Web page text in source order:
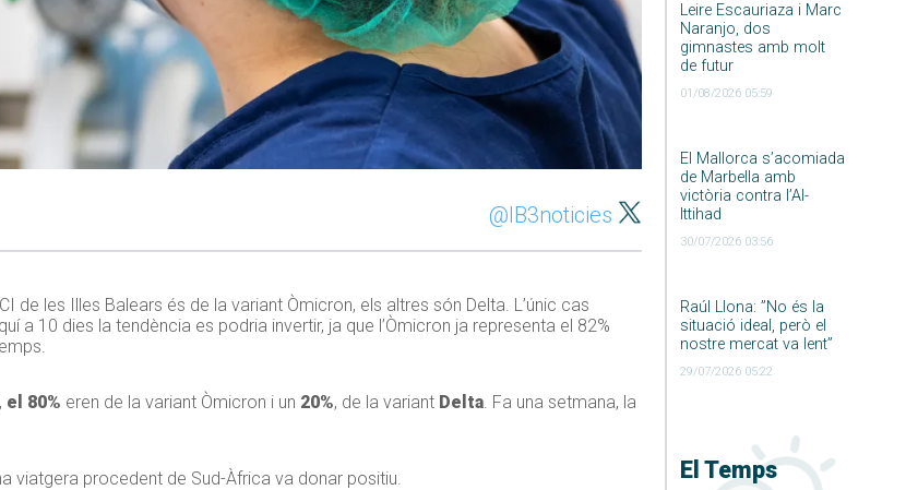
Leire Escauriaza i Marc
Naranjo, dos
gimnastes amb molt
de futur
01/08/2026 05:59
El Mallorca s’acomiada
de Marbella amb
victòria contra l’Al-
Ittihad
30/07/2026 03:56
Raúl Llona: ”No és la
situació ideal, però el
nostre mercat va lent”
29/07/2026 05:22
El Temps
@IB3noticies
de les Illes Balears és de la variant Òmicron, els altres són Delta. L’únic cas
a 10 dies la tendència es podria invertir, ja que l’Òmicron ja representa el 82%
el 80% eren de la variant Òmicron i un 20%, de la variant Delta . Fa una setmana, la
viatgera procedent de Sud-Àfrica va donar positiu.